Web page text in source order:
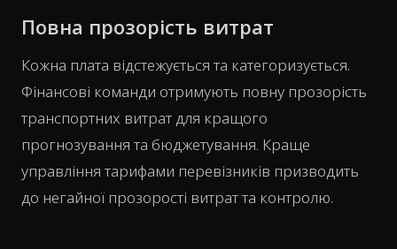
Повна прозорість витрат
Кожна плата відстежується та категоризується.
Фінансові команди отримують повну прозорість
транспортних витрат для кращого
прогнозування та бюджетування. Краще
управління тарифами перевізників призводить
до негайної прозорості витрат та контролю.